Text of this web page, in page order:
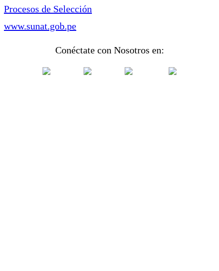
Procesos de Selección
www.sunat.gob.pe
Conéctate con Nosotros en: